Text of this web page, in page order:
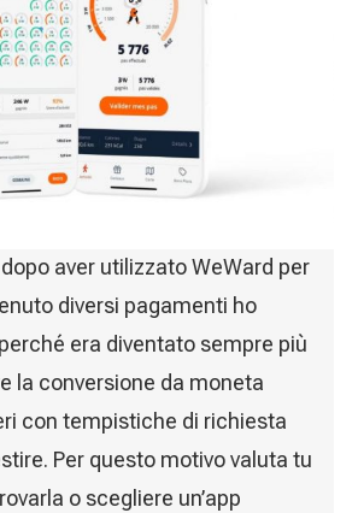
dopo aver utilizzato WeWard per
diversi pagamenti ho
era diventato sempre più
la conversione da moneta
con tempistiche di richiesta
Per questo motivo valuta tu
o scegliere un’app